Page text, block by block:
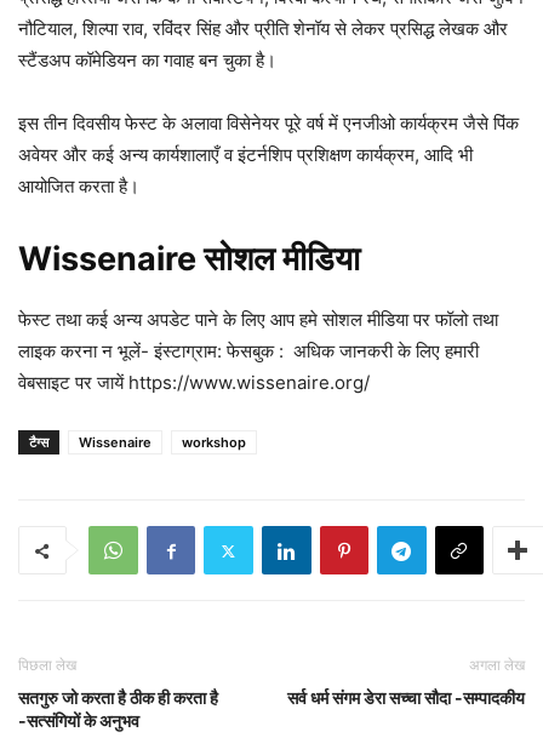
नौटियाल, शिल्पा राव, रविंदर सिंह और प्रीति शेनॉय से लेकर प्रसिद्ध लेखक और
स्टैंडअप कॉमेडियन का गवाह बन चुका है।
इस तीन दिवसीय फेस्ट के अलावा विसेनेयर पूरे वर्ष में एनजीओ कार्यक्रम जैसे पिंक
अवेयर और कई अन्य कार्यशालाएँ व इंटर्नशिप प्रशिक्षण कार्यक्रम, आदि भी
आयोजित करता है।
Wissenaire सोशल मीडिया
फेस्ट तथा कई अन्य अपडेट पाने के लिए आप हमे सोशल मीडिया पर फॉलो तथा
लाइक करना न भूलें- इंस्टाग्राम: फेसबुक : अधिक जानकरी के लिए हमारी
वेबसाइट पर जायें https://www.wissenaire.org/
टैग्स Wissenaire workshop
पिछला लेख
सतगुरु जो करता है ठीक ही करता है
-सत्संगियों के अनुभव
अगला लेख
सर्व धर्म संगम डेरा सच्चा सौदा -सम्पादकीय